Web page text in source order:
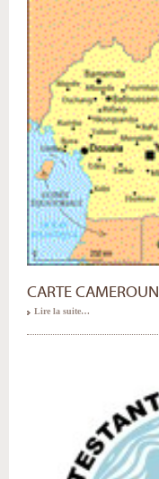
CARTE CAMEROUN
Lire la suite…